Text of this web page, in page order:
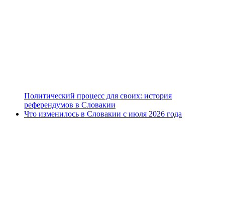
Политический процесс для своих: история
референдумов в Словакии
Что изменилось в Словакии с июля 2026 года